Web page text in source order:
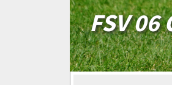
FSV 06